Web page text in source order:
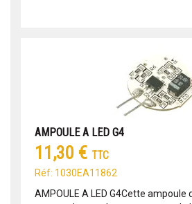
AMPOULE A LED G4
11,30 € TTC
Réf: 1030EA11862
AMPOULE A LED G4Cette ampoule